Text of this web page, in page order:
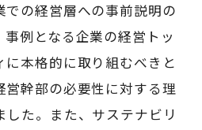
での経営層への事前説明の
例となる企業の経営トッ
に本格的に取り組むべきと
営幹部の必要性に対する理
た。また、サステナビリ